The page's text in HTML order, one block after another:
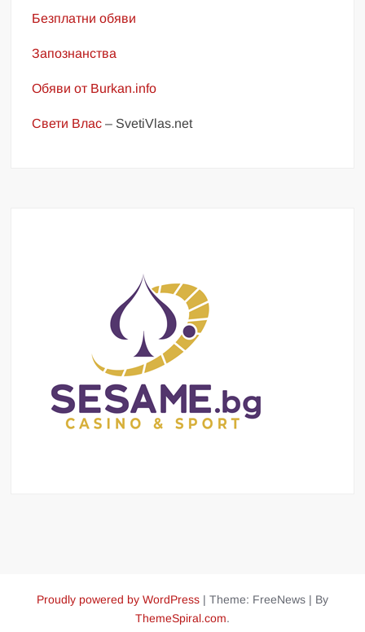
Безплатни обяви
Запознанства
Обяви от Burkan.info
Свети Влас – SvetiVlas.net
Proudly powered by WordPress | Theme: FreeNews | By
ThemeSpiral.com.